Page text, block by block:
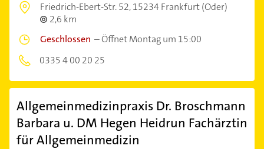
Friedrich-Ebert-Str. 52,15234 Frankfurt (Oder)
2,6 km
Geschlossen –Öffnet Montag um 15:00
0335 4 00 20 25
Allgemeinmedizinpraxis Dr. Broschmann
Barbara u. DM Hegen Heidrun Fachärztin
für Allgemeinmedizin